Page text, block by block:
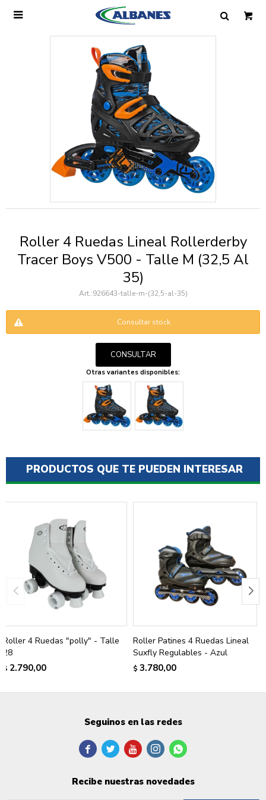

Roller 4 Ruedas Lineal Rollerderby
Tracer Boys V500 - Talle M (32,5 Al
35)
926643-talle-m-(32,5-al-35)
Consultar stock
CONSULTAR
Otras variantes disponibles:
PRODUCTOS QUE TE PUEDEN INTERESAR
Roller 4 Ruedas "polly" - Talle
28
$ 2.790,00
Roller Patines 4 Ruedas Lineal
Suxfly Regulables - Azul
$ 3.780,00
Ingresa tus datos y te informaremos cuando
tengamos stock disponible.
Correo electrónico
Mensaje
Seguinos en las redes
    
Recibe nuestras novedades